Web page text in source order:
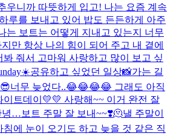
우니까 따뜻하게 입고! 나는 요즘 계속
루를 보내고 있어 밥도 든든하게 아주
는 보트는 어떻게 지내고 있는지 너무
만 항상 나의 힘이 되어 주고 내 곁에
줘서 고마워 사랑하고 많이 보고 싶
공유하고 싶었던 일상📸가는 길
😎너무 늦었다..😂😂😂😂 그래도 아직
이트데이💛💛 사랑해~~ 이거 완전 잘
녕… 보트 주말 잘 보내~~❣️🫠낼 주말이
침에 눈이 오기도 하고 늦을 것 같은 직